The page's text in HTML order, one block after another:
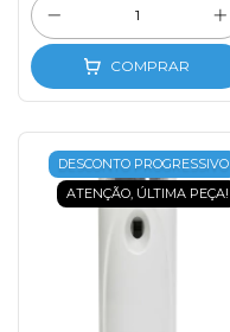
COMPRAR
DESCONTO PROGRESSIVO
ATENÇÃO, ÚLTIMA PEÇA!